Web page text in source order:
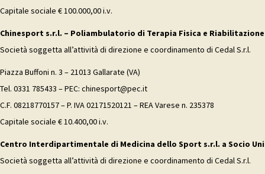
Capitale sociale € 100.000,00 i.v.
Chinesport s.r.l. – Poliambulatorio di Terapia Fisica e
Società soggetta all’attività di direzione e coordinamento di Cedal S.r.l.
Piazza Buffoni n. 3 – 21013 Gallarate (VA)
Tel. 0331 785433 – PEC: chinesport@pec.it
C.F. 08218770157 – P. IVA 02171520121 – REA Varese n. 235378
Capitale sociale € 10.400,00 i.v.
Centro Interdipartimentale di Medicina dello Sport s.r.l. a Socio
Società soggetta all’attività di direzione e coordinamento di Cedal S.r.l.